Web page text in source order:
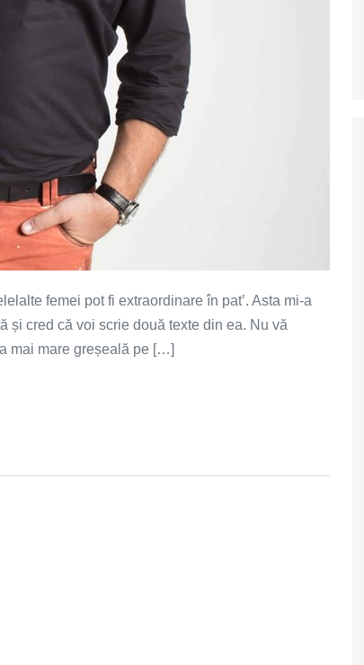
femei pot fi extraordinare în pat’. Asta mi-a
și cred că voi scrie două texte din ea. Nu vă
mai mare greșeală pe […]